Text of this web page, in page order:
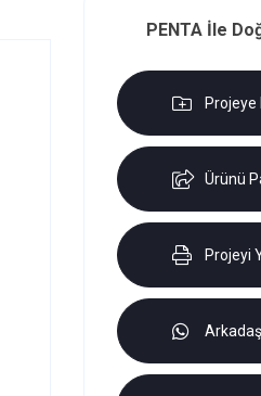
PENTA İle
Projeye
Ürünü
Projeyi